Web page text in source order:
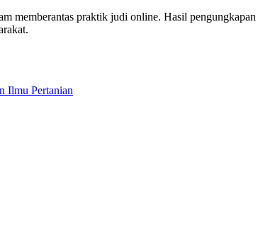
memberantas praktik judi online. Hasil
Ilmu Pertanian